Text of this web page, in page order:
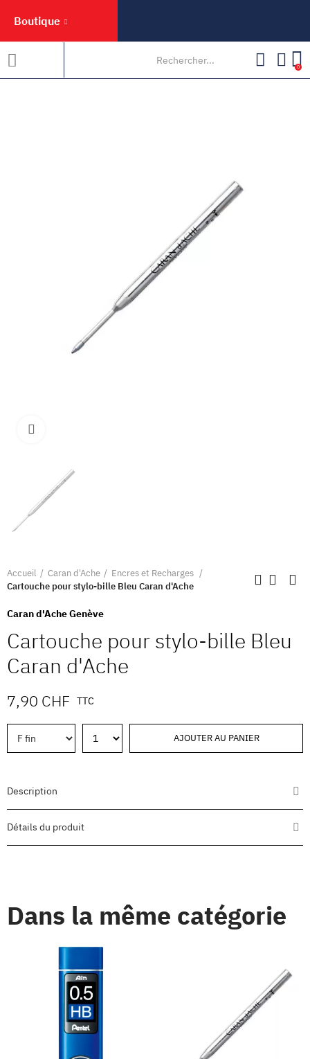
Boutique
0
Accueil Caran d'Ache
Encres et Recharges
Cartouche pour stylo-bille Bleu Caran d'Ache
Caran d'Ache Genève
Cartouche pour stylo-bille Bleu
Caran d'Ache
7,90 CHF TTC
AJOUTER AU PANIER
Description
Détails du produit
Dans la même catégorie